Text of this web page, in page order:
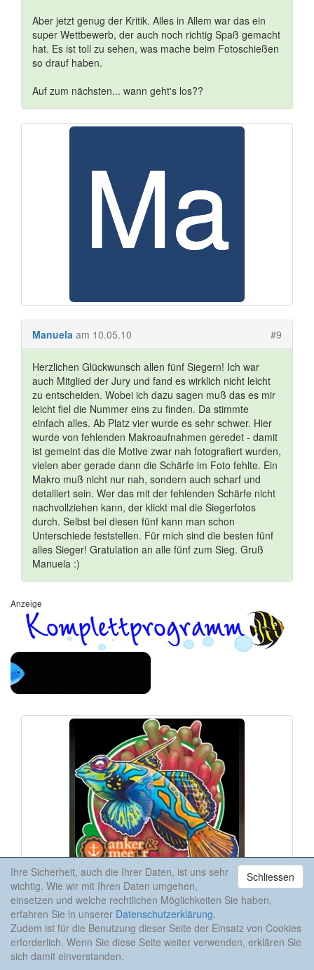
Aber jetzt genug der Kritik. Alles in Allem war das ein
super Wettbewerb, der auch noch richtig Spaß gemacht
hat. Es ist toll zu sehen, was mache beim Fotoschießen
so drauf haben.
Auf zum nächsten... wann geht's los??
Manuela am 10.05.10 #9
Herzlichen Glückwunsch allen fünf Siegern! Ich war
auch Mitglied der Jury und fand es wirklich nicht leicht
zu entscheiden. Wobei ich dazu sagen muß das es mir
leicht fiel die Nummer eins zu finden. Da stimmte
einfach alles. Ab Platz vier wurde es sehr schwer. Hier
wurde von fehlenden Makroaufnahmen geredet - damit
ist gemeint das die Motive zwar nah fotografiert wurden,
vielen aber gerade dann die Schärfe im Foto fehlte. Ein
Makro muß nicht nur nah, sondern auch scharf und
detalliert sein. Wer das mit der fehlenden Schärfe nicht
nachvollziehen kann, der klickt mal die Siegerfotos
durch. Selbst bei diesen fünf kann man schon
Unterschiede feststellen. Für mich sind die besten fünf
alles Sieger! Gratulation an alle fünf zum Sieg. Gruß
Manuela :)
Anzeige
robertbaur am 10.05.10 #10
Hallo Beeker
Schliessen
Ihre Sicherheit, auch die Ihrer Daten, ist uns sehr
wichtig. Wie wir mit Ihren Daten umgehen,
einsetzen und welche rechtlichen Möglichkeiten Sie haben,
erfahren Sie in unserer Datenschutzerklärung.
Zudem ist für die Benutzung dieser Seite der Einsatz von Cookies
erforderlich. Wenn Sie diese Seite weiter verwenden, erklären Sie
sich damit einverstanden.